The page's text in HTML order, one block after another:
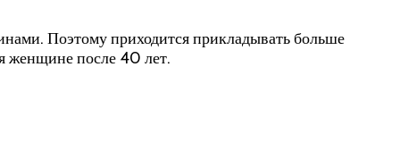
Поэтому приходится прикладывать больше
женщине после 40 лет.